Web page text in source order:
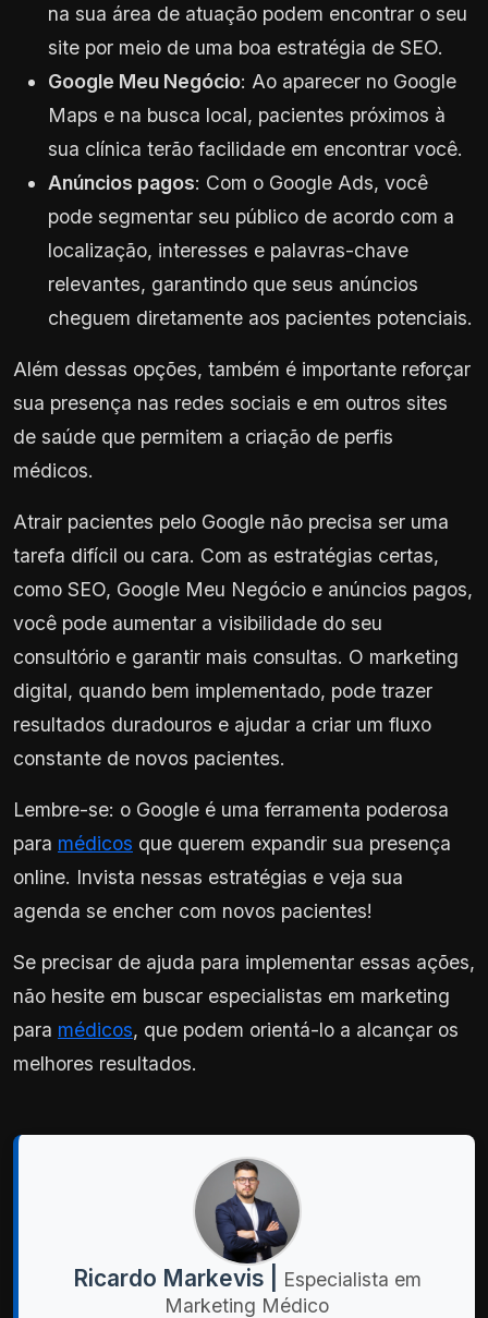
na sua área de atuação podem encontrar o seu
site por meio de uma boa estratégia de SEO.
Google Meu Negócio: Ao aparecer no Google
Maps e na busca local, pacientes próximos à
sua clínica terão facilidade em encontrar você.
Anúncios pagos: Com o Google Ads, você
pode segmentar seu público de acordo com a
localização, interesses e palavras-chave
relevantes, garantindo que seus anúncios
cheguem diretamente aos pacientes potenciais.
Além dessas opções, também é importante reforçar
sua presença nas redes sociais e em outros sites
de saúde que permitem a criação de perfis
médicos.
Atrair pacientes pelo Google não precisa ser uma
tarefa difícil ou cara. Com as estratégias certas,
como SEO, Google Meu Negócio e anúncios pagos,
você pode aumentar a visibilidade do seu
consultório e garantir mais consultas. O marketing
digital, quando bem implementado, pode trazer
resultados duradouros e ajudar a criar um fluxo
constante de novos pacientes.
Lembre-se: o Google é uma ferramenta poderosa
para médicos que querem expandir sua presença
online. Invista nessas estratégias e veja sua
agenda se encher com novos pacientes!
Se precisar de ajuda para implementar essas ações,
não hesite em buscar especialistas em marketing
para médicos, que podem orientá-lo a alcançar os
melhores resultados.
Ricardo Markevis |
Especialista em
Marketing Médico